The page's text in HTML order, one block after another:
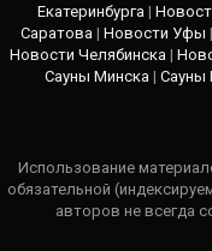
Екатеринбурга |
Саратова | Новости Уфы |
Новости Челябинска |
Сауны Минска | Сауны
Использование
обязательной
авторов не всегда